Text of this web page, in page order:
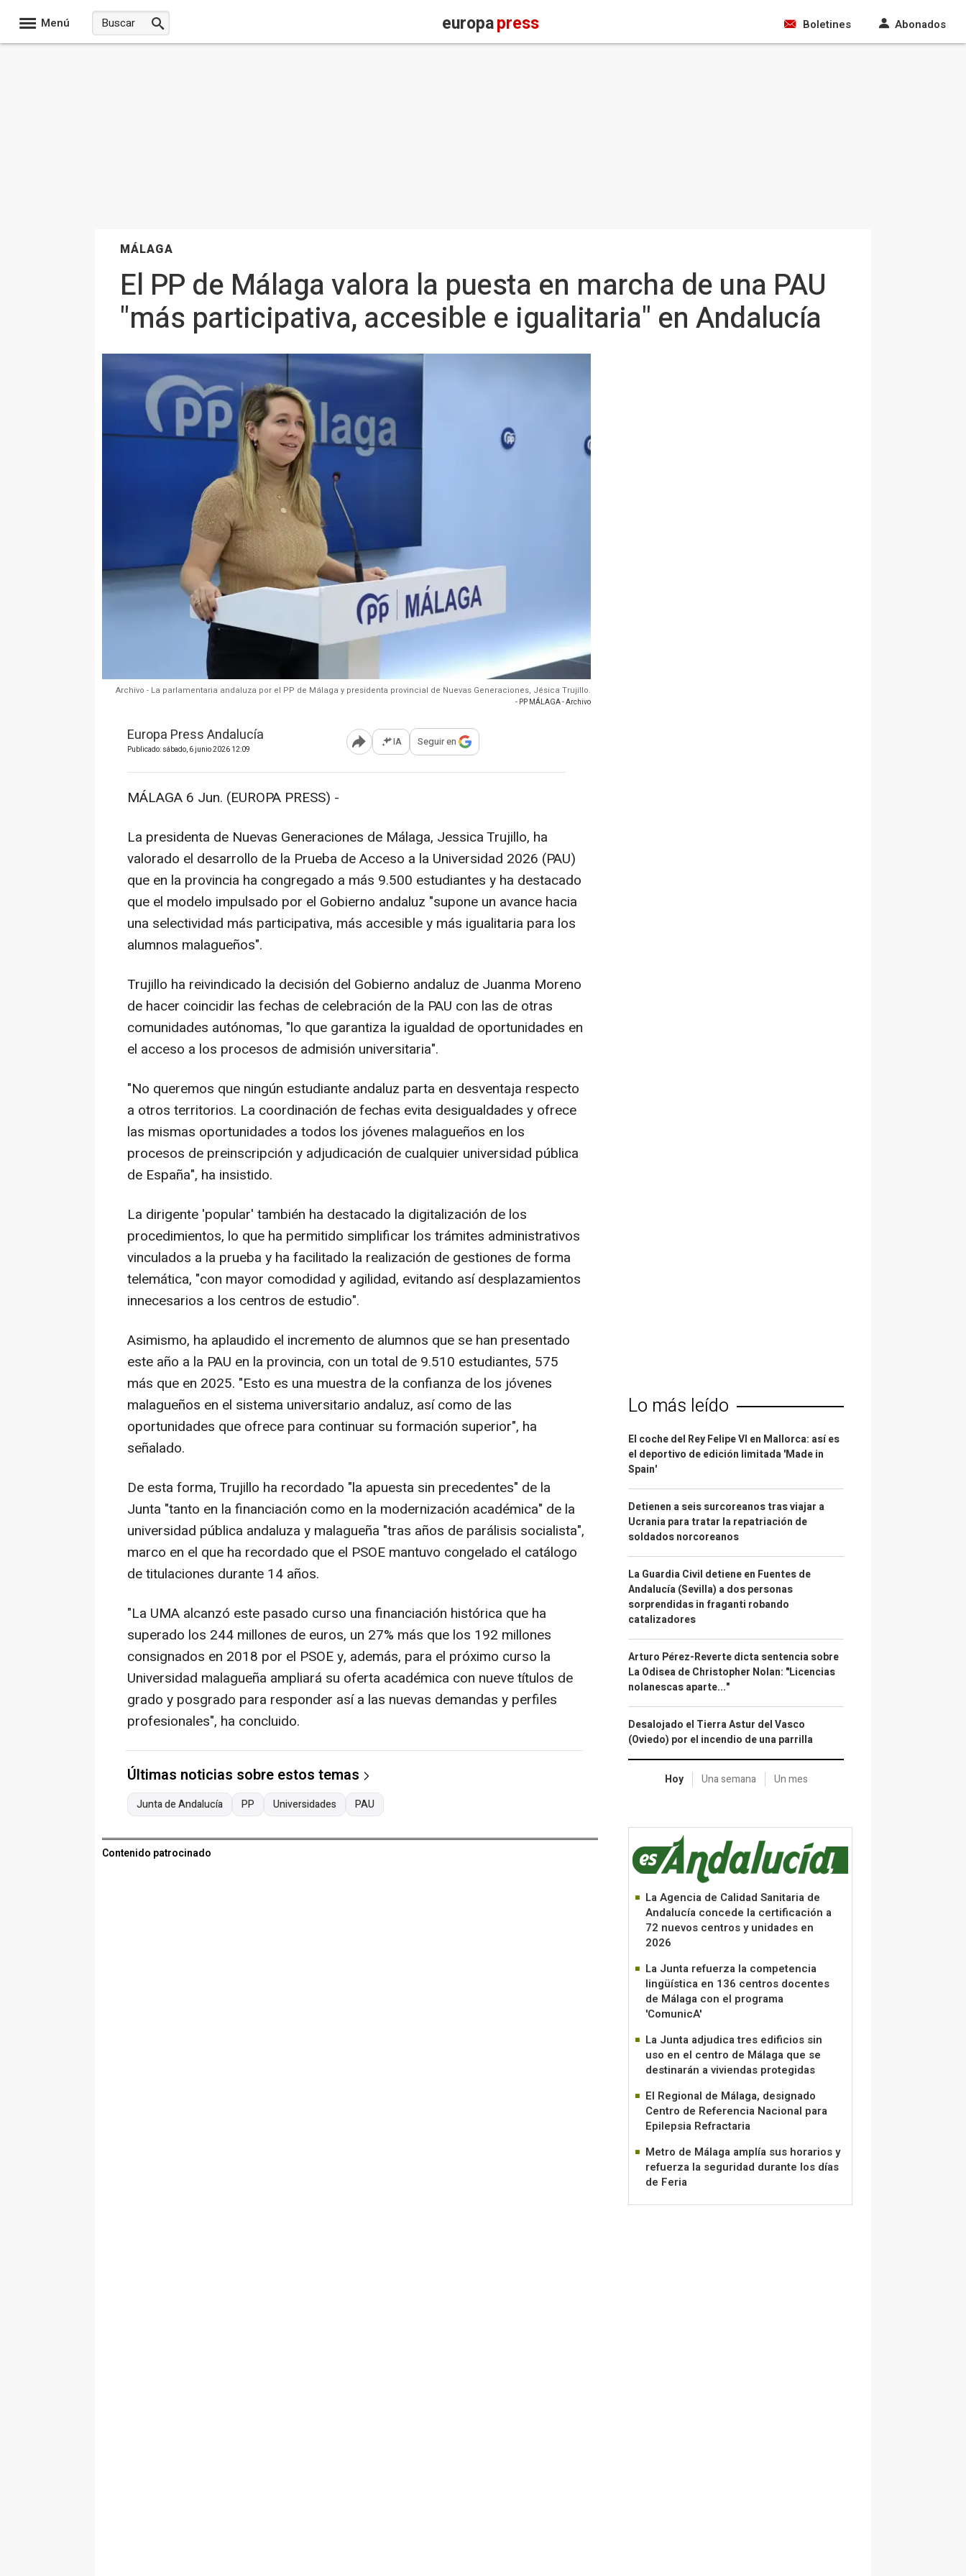
Menú europapress Boletines Abonados
MÁLAGA
El PP de Málaga valora la puesta en marcha de una PAU
"más participativa, accesible e igualitaria" en Andalucía
Archivo - La parlamentaria andaluza por el PP de Málaga y presidenta provincial de Nuevas Generaciones, Jésica Trujillo.
- PP MÁLAGA - Archivo
Europa Press Andalucía
Publicado: sábado, 6 junio 2026 12:09 Abrir opciones para compartir
IA Seguir en
MÁLAGA 6 Jun. (EUROPA PRESS) -
La presidenta de Nuevas Generaciones de Málaga, Jessica Trujillo, ha
valorado el desarrollo de la Prueba de Acceso a la Universidad 2026 (PAU)
que en la provincia ha congregado a más 9.500 estudiantes y ha destacado
que el modelo impulsado por el Gobierno andaluz "supone un avance hacia
una selectividad más participativa, más accesible y más igualitaria para los
alumnos malagueños".
Trujillo ha reivindicado la decisión del Gobierno andaluz de Juanma Moreno
de hacer coincidir las fechas de celebración de la PAU con las de otras
comunidades autónomas, "lo que garantiza la igualdad de oportunidades en
el acceso a los procesos de admisión universitaria".
"No queremos que ningún estudiante andaluz parta en desventaja respecto
a otros territorios. La coordinación de fechas evita desigualdades y ofrece
las mismas oportunidades a todos los jóvenes malagueños en los
procesos de preinscripción y adjudicación de cualquier universidad pública
de España", ha insistido.
La dirigente 'popular' también ha destacado la digitalización de los
procedimientos, lo que ha permitido simplificar los trámites administrativos
vinculados a la prueba y ha facilitado la realización de gestiones de forma
telemática, "con mayor comodidad y agilidad, evitando así desplazamientos
innecesarios a los centros de estudio".
Asimismo, ha aplaudido el incremento de alumnos que se han presentado
este año a la PAU en la provincia, con un total de 9.510 estudiantes, 575
más que en 2025. "Esto es una muestra de la confianza de los jóvenes
malagueños en el sistema universitario andaluz, así como de las
oportunidades que ofrece para continuar su formación superior", ha
señalado.
De esta forma, Trujillo ha recordado "la apuesta sin precedentes" de la
Junta "tanto en la financiación como en la modernización académica" de la
universidad pública andaluza y malagueña "tras años de parálisis socialista",
marco en el que ha recordado que el PSOE mantuvo congelado el catálogo
de titulaciones durante 14 años.
"La UMA alcanzó este pasado curso una financiación histórica que ha
superado los 244 millones de euros, un 27% más que los 192 millones
consignados en 2018 por el PSOE y, además, para el próximo curso la
Universidad malagueña ampliará su oferta académica con nueve títulos de
grado y posgrado para responder así a las nuevas demandas y perfiles
profesionales", ha concluido.
Últimas noticias sobre estos temas
Junta de Andalucía PP Universidades PAU
Contenido patrocinado
Lo más leído
El coche del Rey Felipe VI en Mallorca: así es
el deportivo de edición limitada 'Made in
Spain'
Detienen a seis surcoreanos tras viajar a
Ucrania para tratar la repatriación de
soldados norcoreanos
La Guardia Civil detiene en Fuentes de
Andalucía (Sevilla) a dos personas
sorprendidas in fraganti robando
catalizadores
Arturo Pérez-Reverte dicta sentencia sobre
La Odisea de Christopher Nolan: "Licencias
nolanescas aparte..."
Desalojado el Tierra Astur del Vasco
(Oviedo) por el incendio de una parrilla
Hoy Una semana Un mes
La Agencia de Calidad Sanitaria de
Andalucía concede la certificación a
72 nuevos centros y unidades en
2026
La Junta refuerza la competencia
lingüística en 136 centros docentes
de Málaga con el programa
'ComunicA'
La Junta adjudica tres edificios sin
uso en el centro de Málaga que se
destinarán a viviendas protegidas
El Regional de Málaga, designado
Centro de Referencia Nacional para
Epilepsia Refractaria
Metro de Málaga amplía sus horarios y
refuerza la seguridad durante los días
de Feria